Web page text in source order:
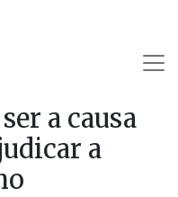
a causa
a